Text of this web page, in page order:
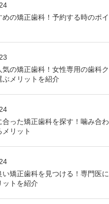
めの矯正歯科！予約する時のポイ
気の矯正歯科！女性専用の歯科ク
ぶメリットを紹介
合った矯正歯科を探す！噛み合わ
リット
い矯正歯科を見つける！専門医に
ットを紹介